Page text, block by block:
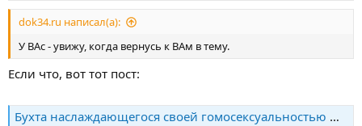
dok34.ru написал(а):
У ВАс - увижу, когда вернусь к ВАм в тему.
Если что, вот тот пост:
Бухта наслаждающегося своей гомосексуальностью Wilbur`a - Page 896